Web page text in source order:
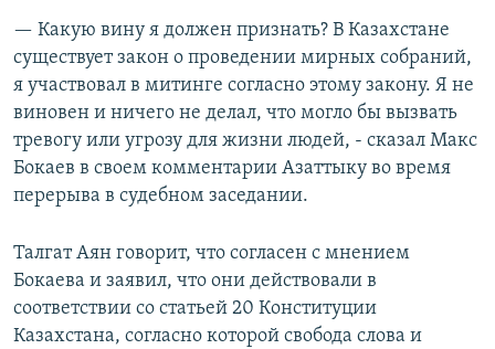
— Какую вину я должен признать? В Казахстане
существует закон о проведении мирных собраний,
я участвовал в митинге согласно этому закону. Я не
виновен и ничего не делал, что могло бы вызвать
тревогу или угрозу для жизни людей, - сказал Макс
Бокаев в своем комментарии Азаттыку во время
перерыва в судебном заседании.
Талгат Аян говорит, что согласен с мнением
Бокаева и заявил, что они действовали в
соответствии со статьей 20 Конституции
Казахстана, согласно которой свобода слова и